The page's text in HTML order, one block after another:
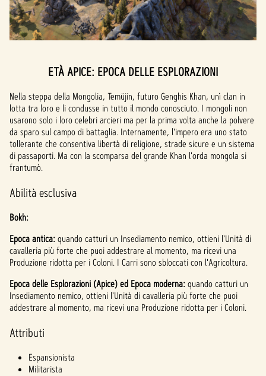
ETÀ APICE: EPOCA DELLE ESPLORAZIONI
Nella steppa della Mongolia, Temüjin, futuro Genghis Khan, unì clan in
lotta tra loro e li condusse in tutto il mondo conosciuto. I mongoli non
usarono solo i loro celebri arcieri ma per la prima volta anche la polvere
da sparo sul campo di battaglia. Internamente, l'impero era uno stato
tollerante che consentiva libertà di religione, strade sicure e un sistema
di passaporti. Ma con la scomparsa del grande Khan l'orda mongola si
frantumò.
Abilità esclusiva
Bokh:
Epoca antica:quando catturi un Insediamento nemico, ottieni l'Unità di
cavalleria più forte che puoi addestrare al momento, ma ricevi una
Produzione ridotta per i Coloni. I Carri sono sbloccati con l'Agricoltura.
Epoca delle Esplorazioni (Apice) ed Epoca moderna:quando catturi un
Insediamento nemico, ottieni l'Unità di cavalleria più forte che puoi
addestrare al momento, ma ricevi una Produzione ridotta per i Coloni.
Attributi
Espansionista
Militarista